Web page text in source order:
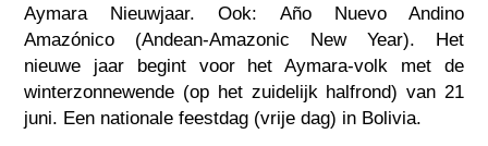
Aymara Nieuwjaar. Ook: Año Nuevo Andino
Amazónico (Andean-Amazonic New Year). Het
nieuwe jaar begint voor het Aymara-volk met de
winterzonnewende (op het zuidelijk halfrond) van 21
juni. Een nationale feestdag (vrije dag) in Bolivia.